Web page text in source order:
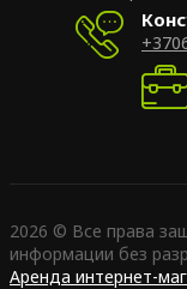
2026 © Все права
информации без
Аренда интернет-